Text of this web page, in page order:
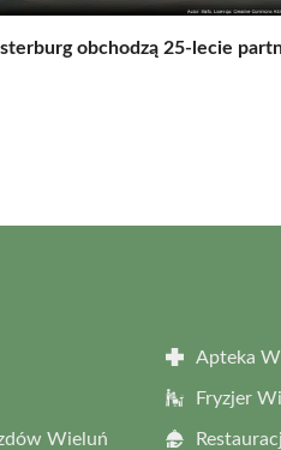
obchodzą 25-lecie
Apteka
Fryzjer
Wieluń